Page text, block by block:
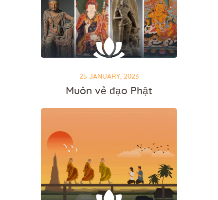
25 JANUARY, 2023
Muôn vẻ đạo Phật